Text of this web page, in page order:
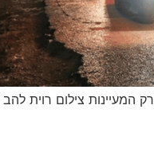
המעיינות צילום רוית להב